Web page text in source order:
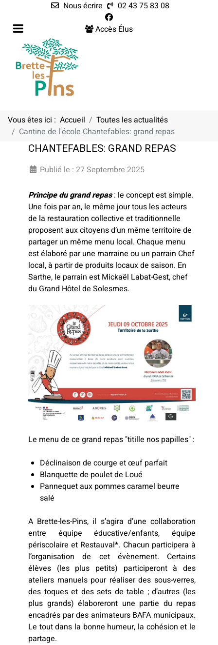
Nous écrire
02 43 75 83 08
Accès Élus
Vous êtes ici : Accueil
Toutes les actualités
Cantine de l'école Chantefables: grand repas
CANTINE DE L'ÉCOLE
CHANTEFABLES: GRAND REPAS
Publié le : 27 Septembre 2025
Principe du grand repas: le concept est simple.
Une fois par an, le même jour tous les acteurs
de la restauration collective et traditionnelle
proposent aux citoyens d’un même territoire de
partager un même menu local. Chaque menu
est élaboré par une marraine ou un parrain Chef
local, à partir de produits locaux de saison. En
Sarthe, le parrain est Mickaël Labat-Gest, chef
du Grand Hôtel de Solesmes.
Le menu de ce grand repas "titille nos papilles" :
Déclinaison de courge et œuf parfait
Blanquette de poulet de Loué
Pannequet aux pommes caramel beurre
salé
A Brette-les-Pins, il s’agira d’une collaboration
entre équipe éducative/enfants, équipe
périscolaire et Restauval*. Chacun participera à
l’organisation de cet évènement. Certains
élèves (les plus petits) participeront à des
ateliers manuels pour réaliser des sous-verres,
des toques et des sets de table ; d’autres (les
plus grands) élaboreront une partie du repas
encadrés par des animateurs BAFA municipaux.
Le tout dans la bonne humeur, la cohésion et le
partage.